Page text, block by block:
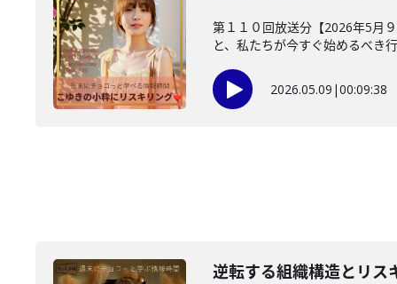
第１１０回放送分【2026年5月
と、私たちが今すぐ始めるべき
2026.05.09 |00:09:38
逆転する組織構造とリス